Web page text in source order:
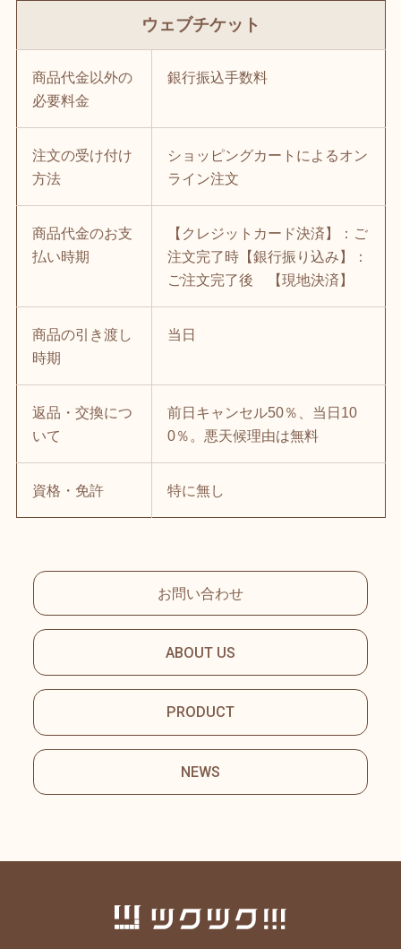
ウェブチケット
商品代金以外の
必要料金
銀行振込手数料
注文の受け付け
方法
ショッピングカートによるオン
ライン注文
商品代金のお支
払い時期
【クレジットカード決済】：ご
注文完了時【銀行振り込み】：
ご注文完了後 【現地決済】
商品の引き渡し
時期
当日
返品・交換につ
いて
前日キャンセル50％、当日10
0％。悪天候理由は無料
資格・免許 特に無し
お問い合わせ
ABOUT US
PRODUCT
NEWS